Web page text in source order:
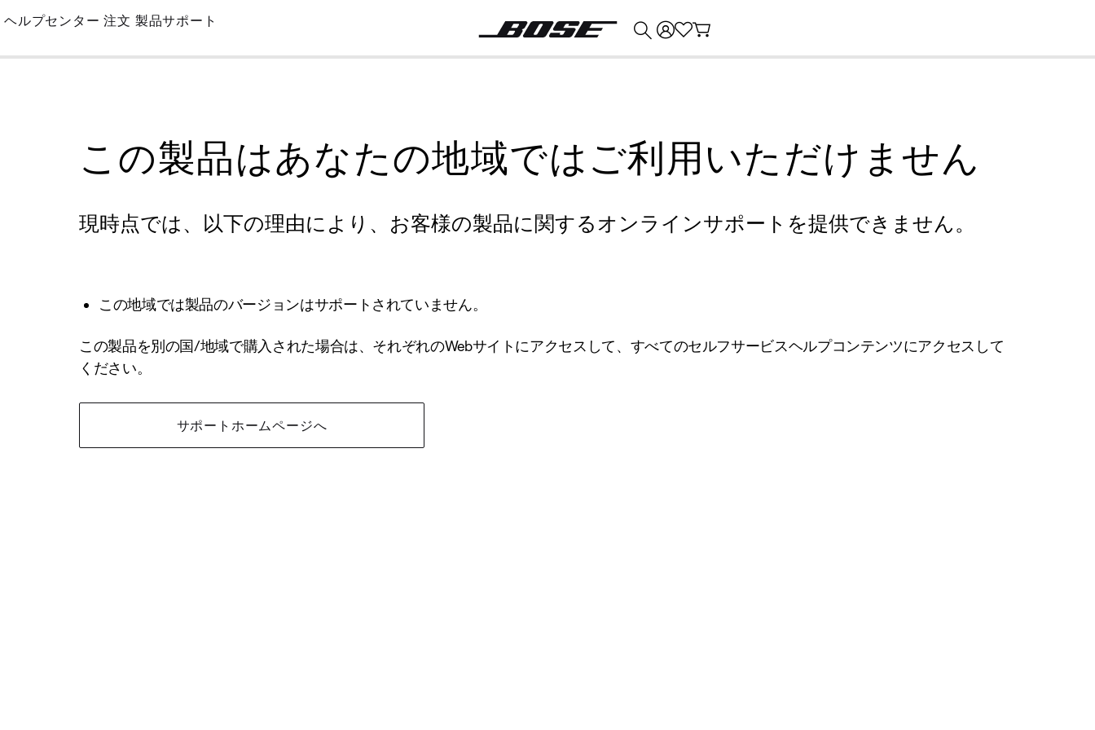
Skip
Main
ヘルプセンター 注文 製品サポート
この製品はあなたの地域ではご利用いただけません
現時点では、以下の理由により、お客様の製品に関するオンラインサポートを提供できません。
この地域では製品のバージョンはサポートされていません。
この製品を別の国/地域で購入された場合は、それぞれのWebサイトにアクセスして、すべてのセルフサービスヘルプコンテンツにアクセスして
ください。
サポートホームページへ